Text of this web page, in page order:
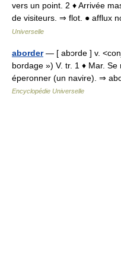
vers un point. 2 ♦ Arrivée
de visiteurs. ⇒ flot. ● afflux
Universelle
aborder— [ abɔrde ] v.
bordage ») V. tr. 1 ♦ Mar.
éperonner (un navire). ⇒
Encyclopédie Universelle